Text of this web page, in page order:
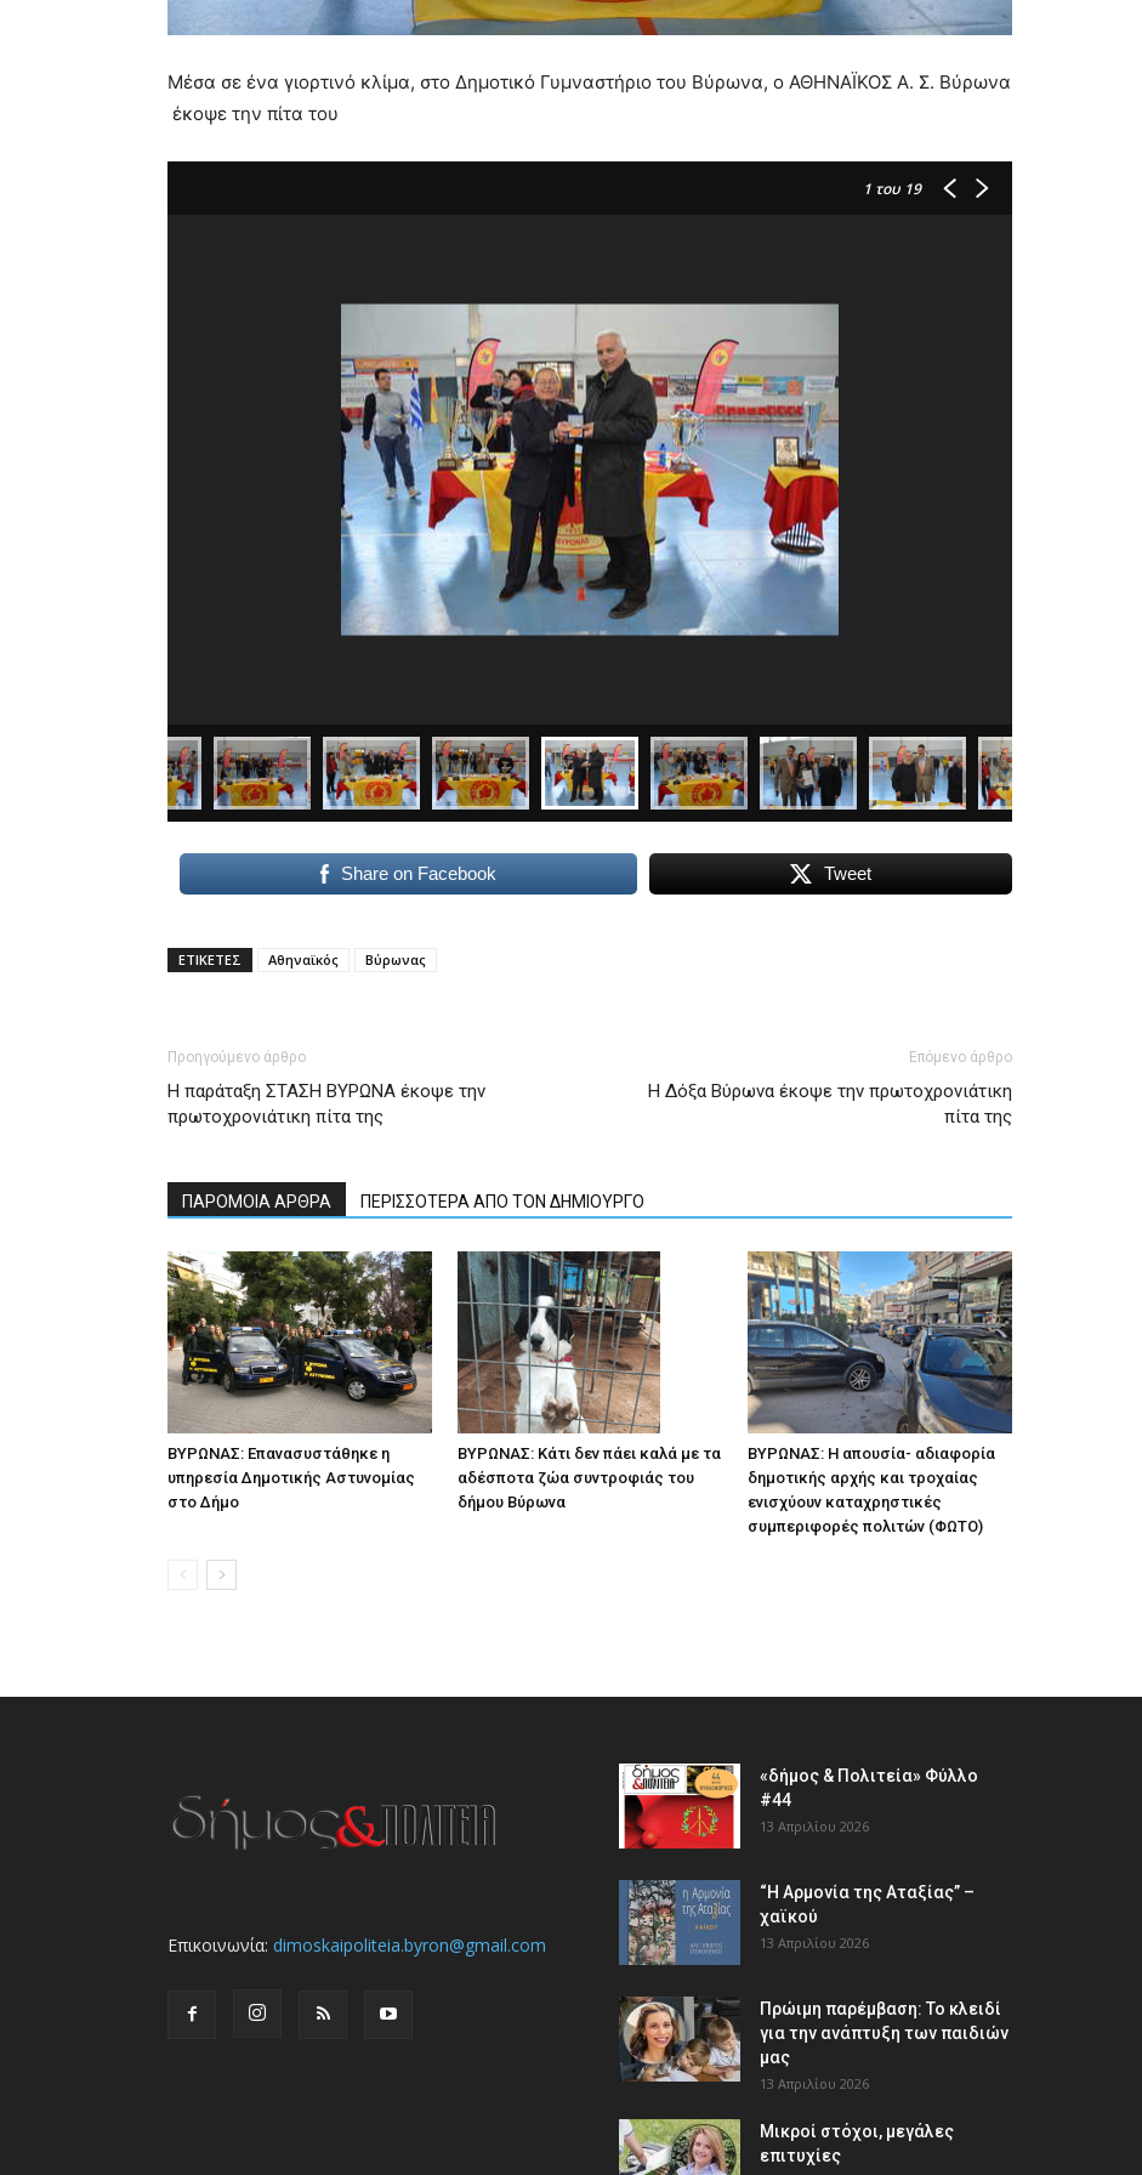
Μέσα σε ένα γιορτινό κλίμα, στο Δημοτικό Γυμναστήριο του Βύρωνα, ο ΑΘΗΝΑΪΚΟΣ Α. Σ. Βύρωνα
έκοψε την πίτα του
1 του 19
Share on Facebook Tweet
ΕΤΙΚΕΤΕΣ Αθηναϊκός Βύρωνας
Προηγούμενο άρθρο
Η παράταξη ΣΤΑΣΗ ΒΥΡΩΝΑ έκοψε την
πρωτοχρονιάτικη πίτα της
Επόμενο άρθρο
Η Δόξα Βύρωνα έκοψε την πρωτοχρονιάτικη
πίτα της
ΠΑΡΟΜΟΙΑ ΑΡΘΡΑ ΠΕΡΙΣΣΟΤΕΡΑ ΑΠΟ ΤΟΝ ΔΗΜΙΟΥΡΓΟ
ΒΥΡΩΝΑΣ: Επανασυστάθηκε η
υπηρεσία Δημοτικής Αστυνομίας
στο Δήμο
ΒΥΡΩΝΑΣ: Κάτι δεν πάει καλά με τα
αδέσποτα ζώα συντροφιάς του
δήμου Βύρωνα
ΒΥΡΩΝΑΣ: Η απουσία- αδιαφορία
δημοτικής αρχής και τροχαίας
ενισχύουν καταχρηστικές
συμπεριφορές πολιτών (ΦΩΤΟ)
Επικοινωνία: dimoskaipoliteia.byron@gmail.com
«δήμος & Πολιτεία» Φύλλο
#44
13 Απριλίου 2026
“Η Αρμονία της Αταξίας” –
χαϊκού
13 Απριλίου 2026
Πρώιμη παρέμβαση: Το κλειδί
για την ανάπτυξη των παιδιών
µας
13 Απριλίου 2026
Μικροί στόχοι, μεγάλες
επιτυχίες